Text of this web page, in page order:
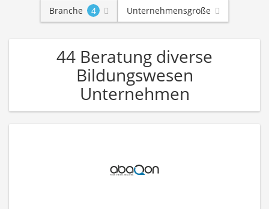
Branche 4 Unternehmensgröße
44 Beratung diverse
Bildungswesen
Unternehmen